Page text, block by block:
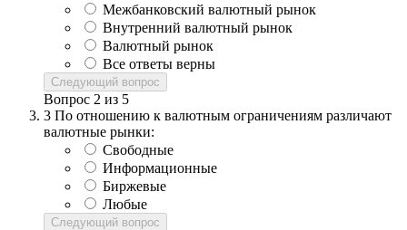
Межбанковский валютный рынок
Внутренний валютный рынок
Валютный рынок
Все ответы верны
Следующий вопрос
Вопрос 2 из 5
3 По отношению к валютным ограничениям различают
валютные рынки:
Свободные
Информационные
Биржевые
Любые
Следующий вопрос